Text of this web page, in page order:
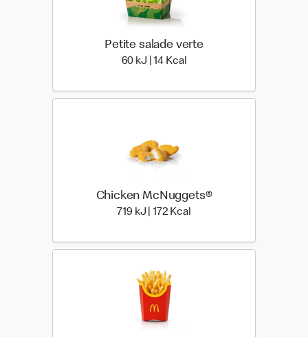
Petite salade verte
60 kJ | 14 Kcal
Chicken McNuggets®
719 kJ | 172 Kcal